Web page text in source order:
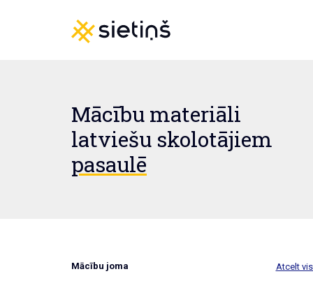
Mācību materiāli
latviešu skolotājiem
pasaulē
Mācību joma Atcelt